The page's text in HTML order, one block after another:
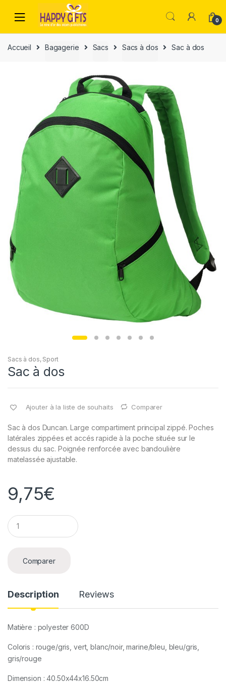
0
Accueil Bagagerie Sacs Sacs à dos Sac à dos
Sacs à dos, Sport
Sac à dos
Ajouter à la liste de souhaits Comparer
Sac à dos Duncan. Large compartiment principal zippé. Poches
latérales zippées et accés rapide à la poche située sur le
dessus du sac. Poignée renforcée avec bandoulière
matelassée ajustable.
9,75€
Q
u
a
Comparer
Description Reviews
Matière : polyester 600D
Coloris : rouge/gris, vert, blanc/noir, marine/bleu, bleu/gris,
gris/rouge
Dimension : 40.50x44x16.50cm